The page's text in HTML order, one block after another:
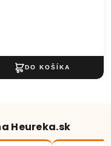
Heureka.sk